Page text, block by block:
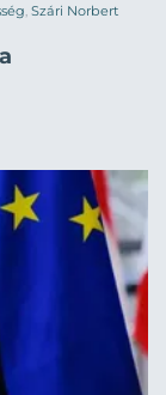
Szári Norbert